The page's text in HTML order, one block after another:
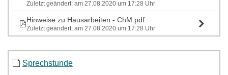
Zuletzt geändert: am 27.08.2020 um 17:28 Uhr
Hinweise zu Hausarbeiten - ChM.pdf
Zuletzt geändert: am 27.08.2020 um 17:28 Uhr
Sprechstunde